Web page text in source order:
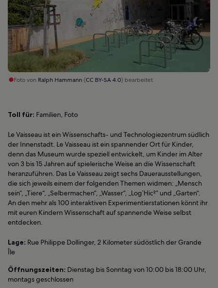
Foto von Ralph Hammann(CC BY-SA 4.0) bearbeitet
Toll für: Familien, Foto
Le Vaisseau ist ein Wissenschafts- und Technologiezentrum südlich
der Innenstadt. Le Vaisseau ist ein spannender Ort für Kinder,
denn das Museum wurde speziell entwickelt, um Kinder im Alter
von 3 bis 15 Jahren auf spielerische Weise an die Wissenschaft
heranzuführen. Das Le Vaisseau zeigt sechs Dauerausstellungen,
die sich jeweils einem der folgenden Themen widmen: „Mensch
sein“, „Tiere“, „Selbermachen“, „Wasser“, „Log’Hic²“ und „Garten“.
An den mehr als 100 interaktiven Experimentierstationen könnt ihr
mit euren Kindern Wissenschaft auf spannende Weise selbst
entdecken.
Lage: Rue Philippe Dollinger, 2 Kilometer südöstlich der Grande
Île
Öffnungszeiten: Dienstag bis Sonntag von 10:00 bis 18:00 Uhr,
montags geschlossen